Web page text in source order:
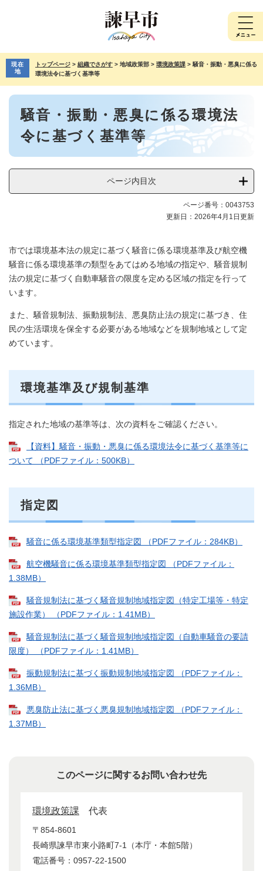
先
で
を
ば
現在
地
トップページ > 組織でさがす > 地域政策部 > 環境政策課 > 騒音・振動・悪臭に係る
環境法令に基づく基準等
本
騒音・振動・悪臭に係る環境法
令に基づく基準等
ページ内目次
ページ番号：0043753
更新日：2026年4月1日更新
市では環境基本法の規定に基づく騒音に係る環境基準及び航空機
騒音に係る環境基準の類型をあてはめる地域の指定や、騒音規制
法の規定に基づく自動車騒音の限度を定める区域の指定を行って
います。
また、騒音規制法、振動規制法、悪臭防止法の規定に基づき、住
民の生活環境を保全する必要がある地域などを規制地域として定
めています。
環境基準及び規制基準
指定された地域の基準等は、次の資料をご確認ください。
【資料】騒音・振動・悪臭に係る環境法令に基づく基準等に
ついて （PDFファイル：500KB）
指定図
騒音に係る環境基準類型指定図 （PDFファイル：284KB）
航空機騒音に係る環境基準類型指定図 （PDFファイル：
1.38MB）
騒音規制法に基づく騒音規制地域指定図（特定工場等・特定
施設作業） （PDFファイル：1.41MB）
騒音規制法に基づく騒音規制地域指定図（自動車騒音の要請
限度） （PDFファイル：1.41MB）
振動規制法に基づく振動規制地域指定図 （PDFファイル：
1.36MB）
悪臭防止法に基づく悪臭規制地域指定図 （PDFファイル：
1.37MB）
このページに関するお問い合わせ先
環境政策課 代表
〒854-8601
長崎県諫早市東小路町7-1（本庁・本館5階）
電話番号：0957-22-1500